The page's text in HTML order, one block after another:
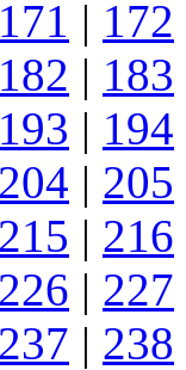
171 | 172
182 | 183
193 | 194
204 | 205
215 | 216
226 | 227
237 | 238